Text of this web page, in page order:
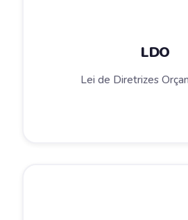
LDO
Lei de Diretrizes